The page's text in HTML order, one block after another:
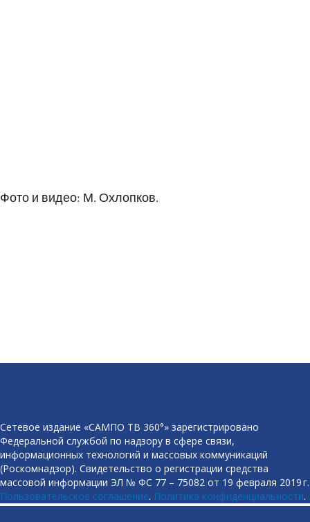
Фото и видео: М. Охлопков.
Сетевое издание «САМПО ТВ 360°» зарегистрировано
Федеральной службой по надзору в сфере связи,
информационных технологий и массовых коммуникаций
(Роскомнадзор). Свидетельство о регистрации средства
массовой информации ЭЛ № ФС 77 – 75082 от 19 февраля 2019 г.
Пользовательское соглашение. Политика конфиденциальности.